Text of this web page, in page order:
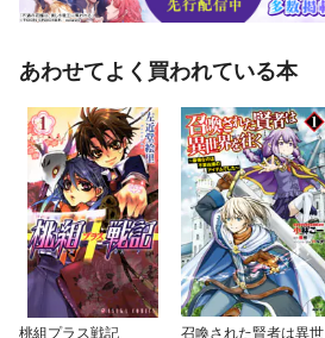
あわせてよく買われている本
桃組プラス戦記
召喚された賢者は異世